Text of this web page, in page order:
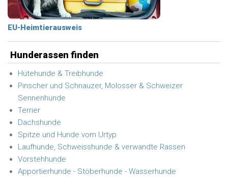
EU-Heimtierausweis
Hunderassen finden
Hütehunde & Treibhunde
Pinscher und Schnauzer, Molosser & Schweizer
Sennenhunde
Terrier
Dachshunde
Spitze und Hunde vom Urtyp
Laufhunde, Schweisshunde & verwandte Rassen
Vorstehhunde
Apportierhunde - Stöberhunde - Wasserhunde